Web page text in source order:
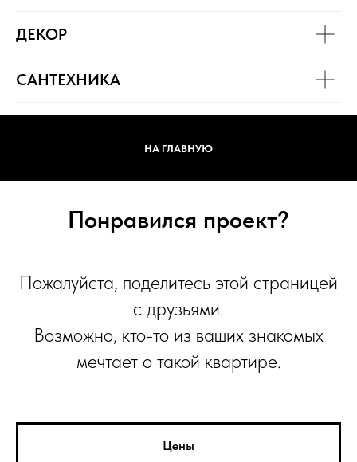
ДЕКОР
САНТЕХНИКА
НА ГЛАВНУЮ
Понравился проект?
Пожалуйста, поделитесь этой страницей
с друзьями.
Возможно, кто-то из ваших знакомых
мечтает о такой квартире.
Цены